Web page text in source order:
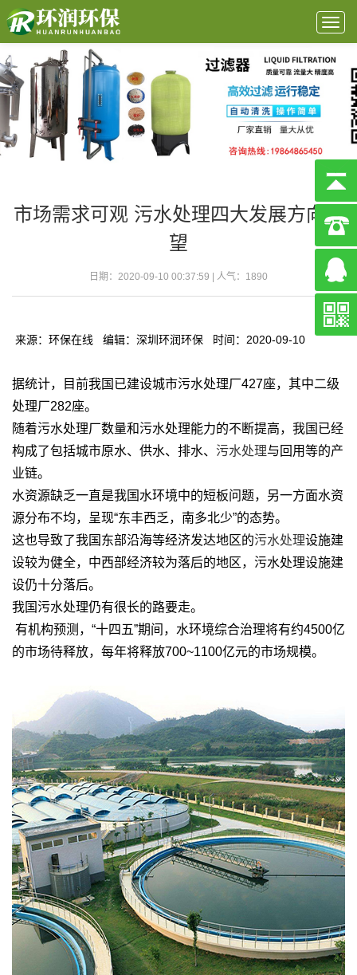
市场需求可观 污水处理四大发展方向展
望
日期：2020-09-10 00:37:59 | 人气： 1890
来源：环保在线 编辑：深圳环润环保 时间：2020-09-10
据统计，目前我国已建设城市污水处理厂427座，其中二级
处理厂282座。
随着污水处理厂数量和污水处理能力的不断提高，我国已经
构成了包括城市原水、供水、排水、 污水处理与回用等的产
业链。
水资源缺乏一直是我国水环境中的短板问题，另一方面水资
源分布不均，呈现“东丰西乏，南多北少”的态势。
这也导致了我国东部沿海等经济发达地区的污水处理设施建
设较为健全，中西部经济较为落后的地区，污水处理设施建
设仍十分落后。
我国污水处理仍有很长的路要走。
有机构预测，“十四五”期间，水环境综合治理将有约4500亿
的市场待释放，每年将释放700~1100亿元的市场规模。